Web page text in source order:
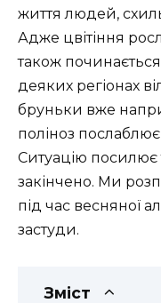
життя людей,
Адже цвітіння
також
деяких регіонах
бруньки вже
поліноз
Ситуацію посилює
закінчено. Ми
під час весняної
застуди.
Зміст